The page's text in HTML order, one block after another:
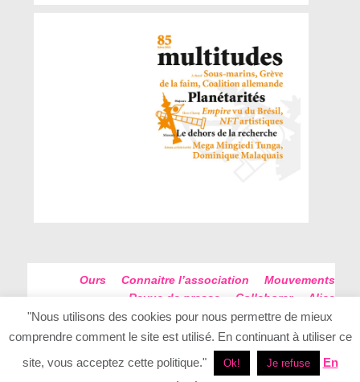
Ours Connaitre l’association
Mouvements
Revue de presse
Collaborer
Alice
Futur Antérieur
Plan du site
"Nous utilisons des cookies pour nous permettre de mieux
comprendre comment le site est utilisé. En continuant à utiliser ce
site, vous acceptez cette politique."
Ok! Je refuse
En